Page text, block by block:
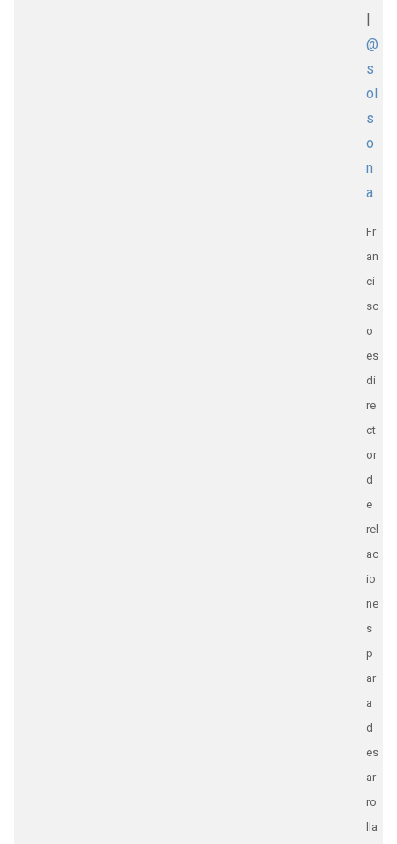
|
@
s
ol
s
o
n
a
Fr
an
ci
sc
o
es
di
re
ct
or
d
e
rel
ac
io
ne
s
p
ar
a
d
es
ar
ro
lla